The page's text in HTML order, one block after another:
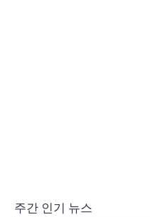
주간 인기 뉴스